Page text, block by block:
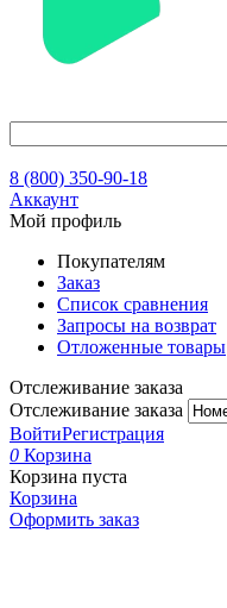
8 (800) 350-90-18
Аккаунт
Мой профиль
Покупателям
Заказ
Список сравнения
Запросы на возврат
Отложенные товары
Отслеживание заказа
Отслеживание заказа
ВойтиРегистрация
0 Корзина
Корзина пуста
Корзина
Оформить заказ